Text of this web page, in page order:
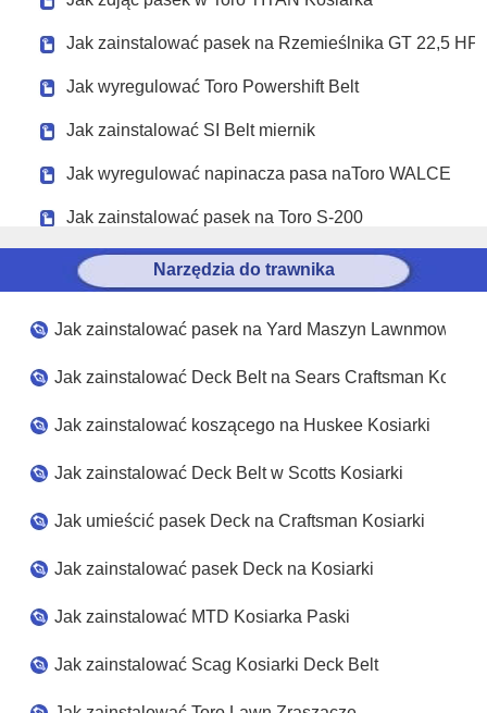
Jak zainstalować pasek na Rzemieślnika GT 22,5 HP
Jak wyregulować Toro Powershift Belt
Jak zainstalować SI Belt miernik
Jak wyregulować napinacza pasa naToro WALCE
Jak zainstalować pasek na Toro S-200
Narzędzia do trawnika
Jak zainstalować pasek na Yard Maszyn Lawnmower
Jak zainstalować Deck Belt na Sears Craftsman
Jak zainstalować koszącego na Huskee Kosiarki
Jak zainstalować Deck Belt w Scotts Kosiarki
Jak umieścić pasek Deck na Craftsman Kosiarki
Jak zainstalować pasek Deck na Kosiarki
Jak zainstalować MTD Kosiarka Paski
Jak zainstalować Scag Kosiarki Deck Belt